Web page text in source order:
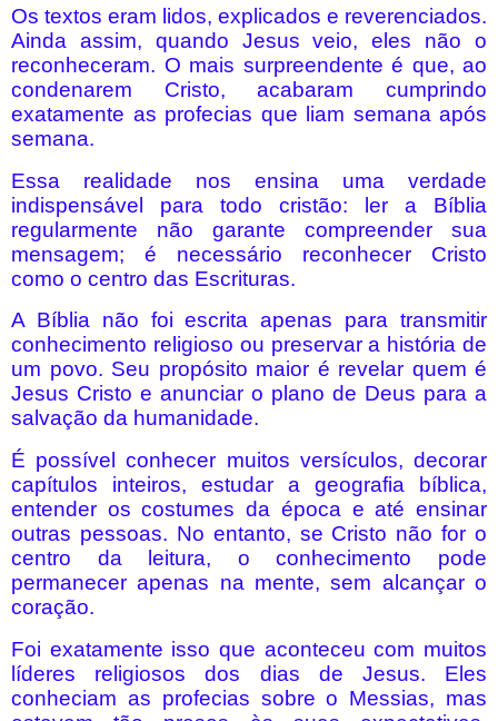
Os textos eram lidos, explicados e reverenciados.
Ainda assim, quando Jesus veio, eles não o
reconheceram. O mais surpreendente é que, ao
condenarem Cristo, acabaram cumprindo
exatamente as profecias que liam semana após
semana.
Essa realidade nos ensina uma verdade
indispensável para todo cristão: ler a Bíblia
regularmente não garante compreender sua
mensagem; é necessário reconhecer Cristo
como o centro das Escrituras.
A Bíblia não foi escrita apenas para transmitir
conhecimento religioso ou preservar a história de
um povo. Seu propósito maior é revelar quem é
Jesus Cristo e anunciar o plano de Deus para a
salvação da humanidade.
É possível conhecer muitos versículos, decorar
capítulos inteiros, estudar a geografia bíblica,
entender os costumes da época e até ensinar
outras pessoas. No entanto, se Cristo não for o
centro da leitura, o conhecimento pode
permanecer apenas na mente, sem alcançar o
coração.
Foi exatamente isso que aconteceu com muitos
líderes religiosos dos dias de Jesus. Eles
conheciam as profecias sobre o Messias, mas